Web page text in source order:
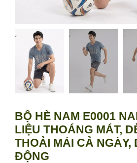
BỘ HÈ NAM E0001
LIỆU THOÁNG MÁT,
THOẢI MÁI CẢ NGÀY,
ĐỘNG